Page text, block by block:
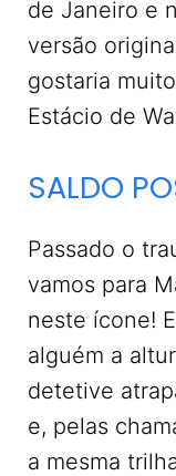
de Janeiro e
versão
gostaria
Estácio de
SALDO
Passado o
vamos para
neste ícone!
alguém a
detetive
e, pelas
a mesma